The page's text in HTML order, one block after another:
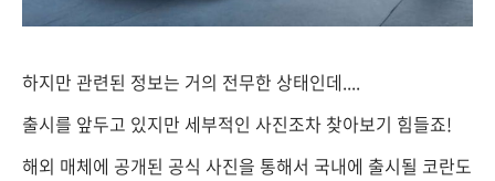
하지만 관련된 정보는 거의 전무한 상태인데....
출시를 앞두고 있지만 세부적인 사진조차 찾아보기 힘들죠!
해외 매체에 공개된 공식 사진을 통해서 국내에 출시될 코란도